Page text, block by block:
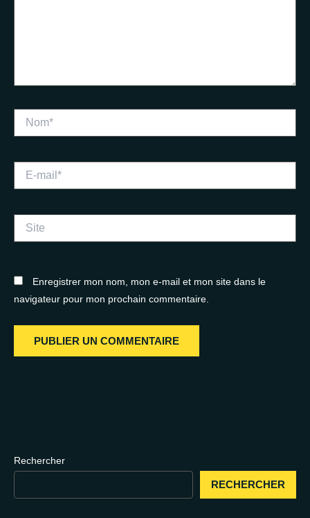
mail*
Site
Enregistrer mon nom, mon e-mail et mon site dans le
navigateur pour mon prochain commentaire.
Rechercher
RECHERCHER